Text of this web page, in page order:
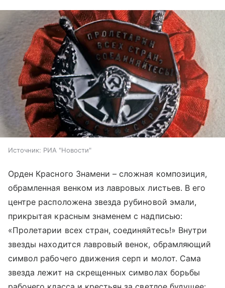
Источник: РИА "Новости"
Орден Красного Знамени – сложная композиция,
обрамленная венком из лавровых листьев. В его
центре расположена звезда рубиновой эмали,
прикрытая красным знаменем с надписью:
«Пролетарии всех стран, соединяйтесь!» Внутри
звезды находится лавровый венок, обрамляющий
символ рабочего движения серп и молот. Сама
звезда лежит на скрещенных символах борьбы